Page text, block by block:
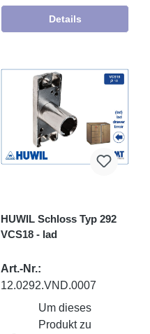
Details
HUWIL Schloss Typ 292
VCS18 - lad
Art.-Nr.:
12.0292.VND.0007
Um dieses
Produkt zu